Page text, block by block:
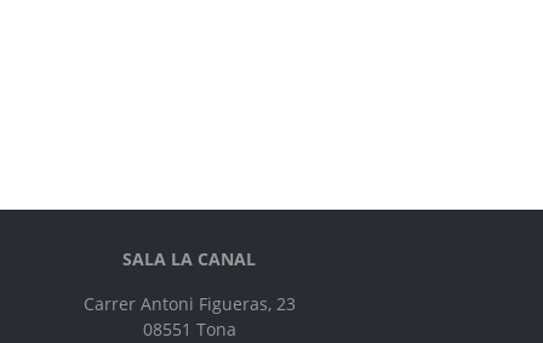
SALA LA CANAL
Carrer Antoni Figueras, 23
08551 Tona